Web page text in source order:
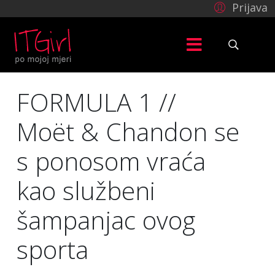
Prijava
FORMULA 1 //
Moët & Chandon se
s ponosom vraća
kao službeni
šampanjac ovog
sporta